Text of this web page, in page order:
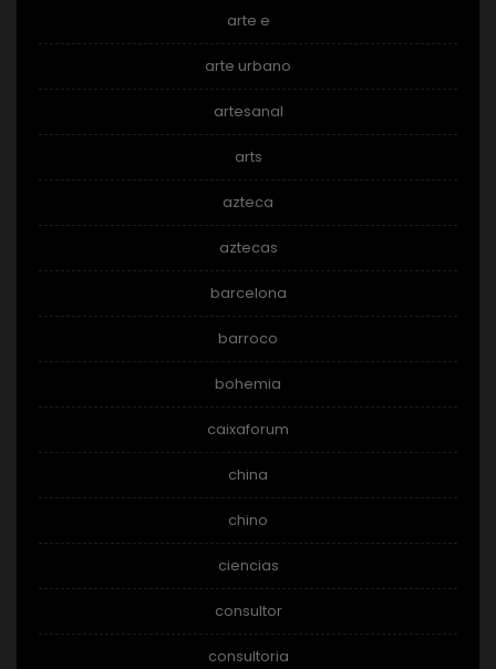
arte e
arte urbano
artesanal
arts
azteca
aztecas
barcelona
barroco
bohemia
caixaforum
china
chino
ciencias
consultor
consultoria